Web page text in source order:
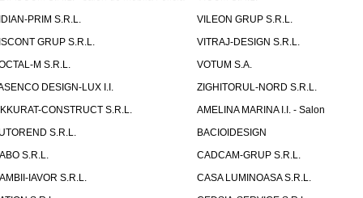
PRIM S.R.L.
VILEON GRUP S.R.L.
GRUP S.R.L.
VITRAJ-DESIGN S.R.L.
M S.R.L.
VOTUM S.A.
DESIGN-LUX I.I.
ZIGHITORUL-NORD S.R.L.
CONSTRUCT S.R.L.
AMELINA MARINA I.I. - Salon
S.R.L.
BACIOIDESIGN
S.R.L.
CADCAM-GRUP S.R.L.
IAVOR S.R.L.
CASA LUMINOASA S.R.L.